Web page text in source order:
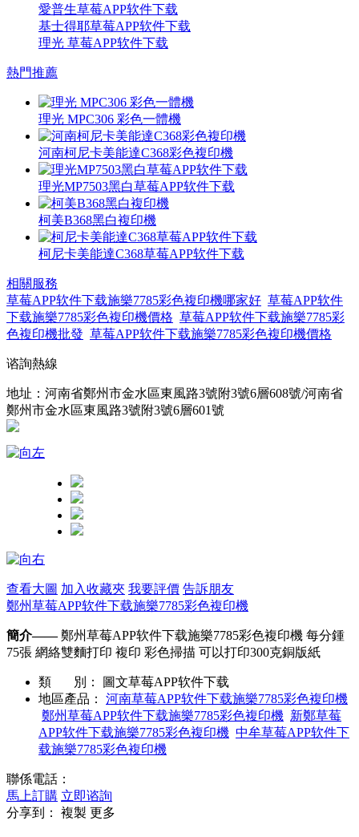
愛普生草莓APP软件下载
基士得耶草莓APP软件下载
理光 草莓APP软件下载
熱門推薦
理光 MPC306 彩色一體機
河南柯尼卡美能達C368彩色複印機
理光MP7503黑白草莓APP软件下载
柯美B368黑白複印機
柯尼卡美能達C368草莓APP软件下载
相關服務
草莓APP软件下载施樂7785彩色複印機哪家好 草莓APP软件
下载施樂7785彩色複印機價格 草莓APP软件下载施樂7785彩
色複印機批發 草莓APP软件下载施樂7785彩色複印機價格
谘詢熱線
地址：河南省鄭州市金水區東風路3號附3號6層608號/河南省
鄭州市金水區東風路3號附3號6層601號
查看大圖 加入收藏夾 我要評價 告訴朋友
鄭州草莓APP软件下载施樂7785彩色複印機
簡介——鄭州草莓APP软件下载施樂7785彩色複印機 每分鍾
75張 網絡雙麵打印 複印 彩色掃描 可以打印300克銅版紙
類 別：
圖文草莓APP软件下载
地區產品：
河南草莓APP软件下载施樂7785彩色複印機
鄭州草莓APP软件下载施樂7785彩色複印機 新鄭草莓
APP软件下载施樂7785彩色複印機 中牟草莓APP软件下
载施樂7785彩色複印機
聯係電話：
馬上訂購 立即谘詢
分享到：
複製 更多